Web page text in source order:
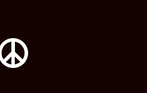
содержимому